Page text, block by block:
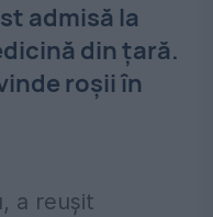
admisă la
din țară.
roșii în
a reușit